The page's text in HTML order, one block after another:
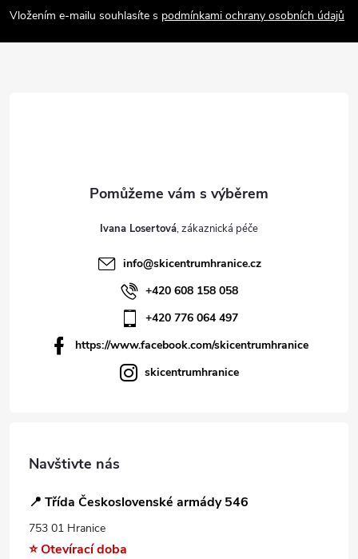
Vložením e-mailu souhlasíte s podmínkami ochrany osobních údajů
Ivana Losertová
info@skicentrumhranice.cz
+420 608 158 058
+420 776 064 497
https://www.facebook.com/skicentrumhranice
skicentrumhranice
Navštivte nás
📍 Třída Československé armády 546
753 01 Hranice
⭐ Otevírací doba